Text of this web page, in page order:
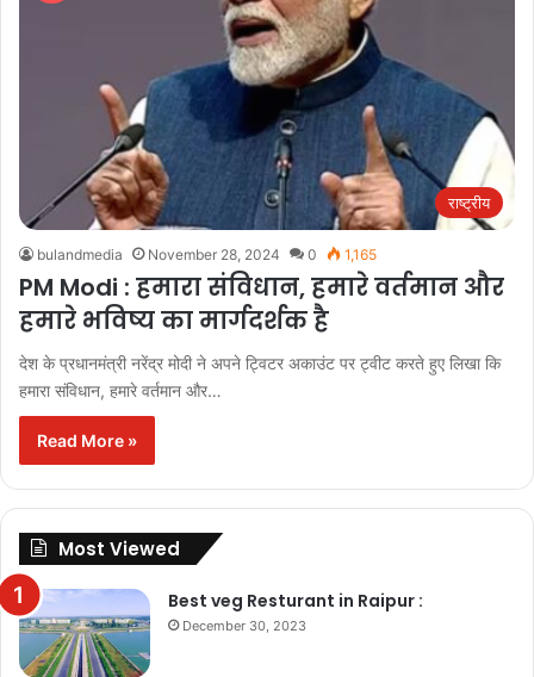
राष्ट्रीय
bulandmedia November 28, 2024 0 1,165
PM Modi : हमारा संविधान, हमारे वर्तमान और
हमारे भविष्य का मार्गदर्शक है
देश के प्रधानमंत्री नरेंद्र मोदी ने अपने ट्विटर अकाउंट पर ट्वीट करते हुए लिखा कि
हमारा संविधान, हमारे वर्तमान और…
Read More »
Most Viewed
Best veg Resturant in Raipur :
December 30, 2023